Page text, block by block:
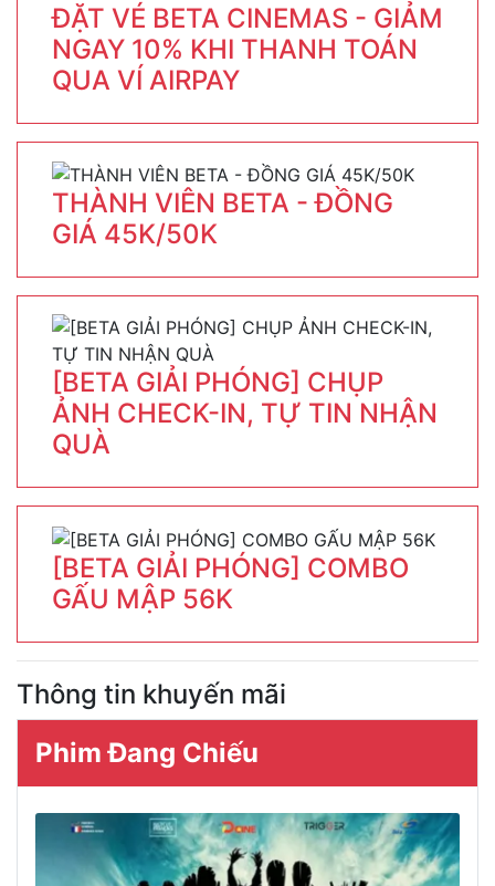
ĐẶT VÉ BETA CINEMAS - GIẢM
NGAY 10% KHI THANH TOÁN
QUA VÍ AIRPAY
THÀNH VIÊN BETA - ĐỒNG
GIÁ 45K/50K
[BETA GIẢI PHÓNG] CHỤP
ẢNH CHECK-IN, TỰ TIN NHẬN
QUÀ
[BETA GIẢI PHÓNG] COMBO
GẤU MẬP 56K
Thông tin khuyến mãi
Phim Đang Chiếu